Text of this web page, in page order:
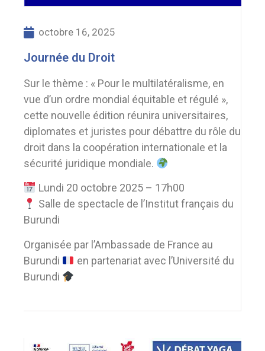
octobre 16, 2025
Journée du Droit
Sur le thème : « Pour le multilatéralisme, en
vue d’un ordre mondial équitable et régulé »,
cette nouvelle édition réunira universitaires,
diplomates et juristes pour débattre du rôle du
droit dans la coopération internationale et la
sécurité juridique mondiale.
Lundi 20 octobre 2025 – 17h00
Salle de spectacle de l’Institut français du
Burundi
Organisée par l’Ambassade de France au
Burundi
en partenariat avec l’Université du
Burundi